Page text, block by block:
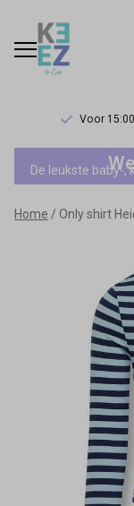
Voor
Only
shirt
Heidi
De leukste baby-,
Home Only shirt